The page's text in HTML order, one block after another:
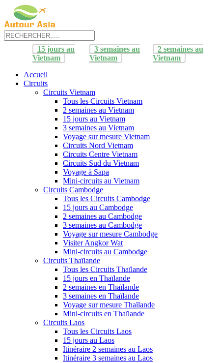
15 jours au
Vietnam
3 semaines au
Vietnam
2 semaines au
Vietnam
Accueil
Circuits
Circuits Vietnam
Tous les Circuits Vietnam
2 semaines au Vietnam
15 jours au Vietnam
3 semaines au Vietnam
Voyage sur mesure Vietnam
Circuits Nord Vietnam
Circuits Centre Vietnam
Circuits Sud du Vietnam
Voyage à Sapa
Mini-circuits au Vietnam
Circuits Cambodge
Tous les Circuits Cambodge
15 jours au Cambodge
2 semaines au Cambodge
3 semaines au Cambodge
Voyage sur mesure Cambodge
Visiter Angkor Wat
Mini-circuits au Cambodge
Circuits Thaïlande
Tous les Circuits Thaïlande
15 jours en Thaïlande
2 semaines en Thaïlande
3 semaines en Thaïlande
Voyage sur mesure Thaïlande
Mini-circuits en Thaïlande
Circuits Laos
Tous les Circuits Laos
15 jours au Laos
Itinéraire 2 semaines au Laos
Itinéraire 3 semaines au Laos